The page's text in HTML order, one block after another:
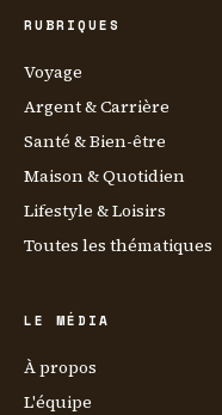
RUBRIQUES
Voyage
Argent & Carrière
Santé & Bien-être
Maison & Quotidien
Lifestyle & Loisirs
Toutes les thématiques
LE MÉDIA
À propos
L'équipe